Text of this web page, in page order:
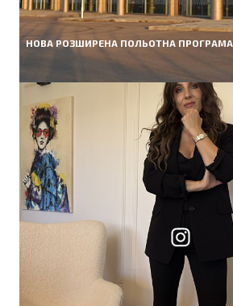
НОВА РОЗШИРЕНА ПОЛЬОТНА ПРОГРАМА